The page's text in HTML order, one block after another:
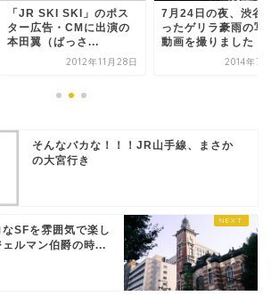
「JR SKI SKI」のポス
ター広告・CMに出演の
本田翼（ばっさ...
2012年11月28日
7月24日の夜、渋谷
ったゲリラ豪雨の写
動画を撮りました
2014年7
そんなバカな！！！JR山手線、まさか
の大宮行き
SFを雰囲気で楽し
ルマン伯爵の時...